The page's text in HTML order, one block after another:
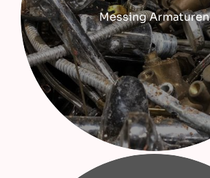
Messing Armaturen